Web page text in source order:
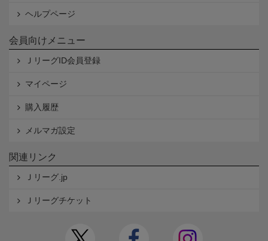
ヘルプページ
会員向けメニュー
ＪリーグID会員登録
マイページ
購入履歴
メルマガ設定
関連リンク
Ｊリーグ.jp
Ｊリーグチケット